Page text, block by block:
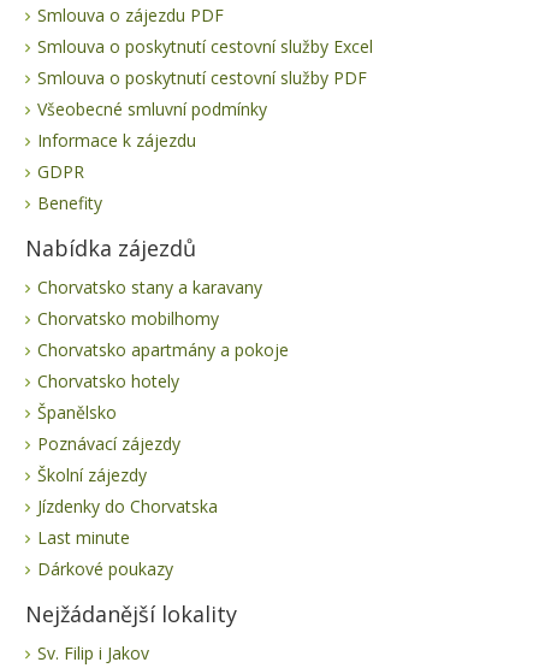
Smlouva o zájezdu PDF
Smlouva o poskytnutí cestovní služby Excel
Smlouva o poskytnutí cestovní služby PDF
Všeobecné smluvní podmínky
Informace k zájezdu
GDPR
Benefity
Nabídka zájezdů
Chorvatsko stany a karavany
Chorvatsko mobilhomy
Chorvatsko apartmány a pokoje
Chorvatsko hotely
Španělsko
Poznávací zájezdy
Školní zájezdy
Jízdenky do Chorvatska
Last minute
Dárkové poukazy
Nejžádanější lokality
Sv. Filip i Jakov